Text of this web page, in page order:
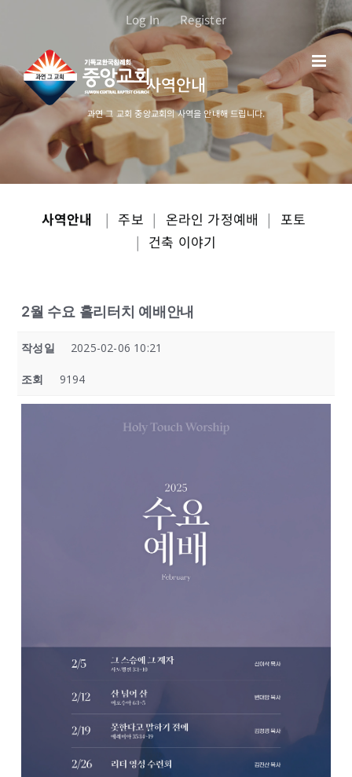
로
건
너
뛰
Log In Register
사역안내
과연 그 교회 중앙교회의 사역을 안내해 드립니다.
사역안내 | 주보 | 온라인 가정예배 | 포토
| 건축 이야기
2월 수요 홀리터치 예배안내
작성일 2025-02-06 10:21
조회 9194